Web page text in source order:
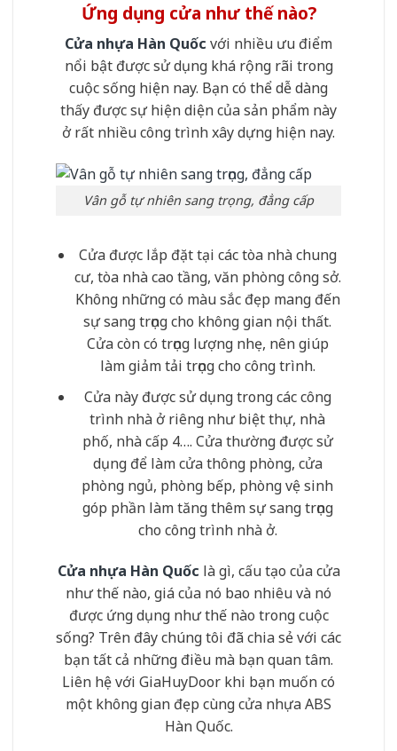
Ứng dụng cửa như thế nào?
Cửa nhựa Hàn Quốc với nhiều ưu điểm
nổi bật được sử dụng khá rộng rãi trong
cuộc sống hiện nay. Bạn có thể dễ dàng
thấy được sự hiện diện của sản phẩm này
ở rất nhiều công trình xây dựng hiện nay.
Vân gỗ tự nhiên sang trọng, đẳng cấp
Cửa được lắp đặt tại các tòa nhà chung
cư, tòa nhà cao tầng, văn phòng công sở.
Không những có màu sắc đẹp mang đến
sự sang trọng cho không gian nội thất.
Cửa còn có trọng lượng nhẹ, nên giúp
làm giảm tải trọng cho công trình.
Cửa này được sử dụng trong các công
trình nhà ở riêng như biệt thự, nhà
phố, nhà cấp 4…. Cửa thường được sử
dụng để làm cửa thông phòng, cửa
phòng ngủ, phòng bếp, phòng vệ sinh
góp phần làm tăng thêm sự sang trọng
cho công trình nhà ở.
Cửa nhựa Hàn Quốc là gì, cấu tạo của cửa
như thế nào, giá của nó bao nhiêu và nó
được ứng dụng như thế nào trong cuộc
sống? Trên đây chúng tôi đã chia sẻ với các
bạn tất cả những điều mà bạn quan tâm.
Liên hệ với GiaHuyDoor khi bạn muốn có
một không gian đẹp cùng cửa nhựa ABS
Hàn Quốc.